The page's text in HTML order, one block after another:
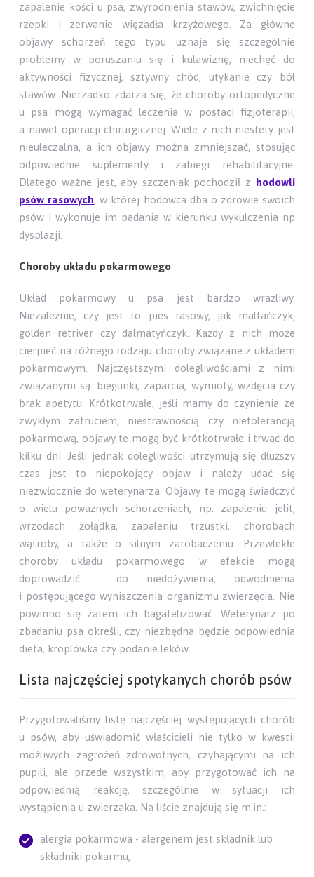
zapalenie kości u psa, zwyrodnienia stawów, zwichnięcie
rzepki i zerwanie więzadła krzyżowego. Za główne
objawy schorzeń tego typu uznaje się szczególnie
problemy w poruszaniu się i kulawiznę, niechęć do
aktywności fizycznej, sztywny chód, utykanie czy ból
stawów. Nierzadko zdarza się, że choroby ortopedyczne
u psa mogą wymagać leczenia w postaci fizjoterapii,
a nawet operacji chirurgicznej. Wiele z nich niestety jest
nieuleczalna, a ich objawy można zmniejszać, stosując
odpowiednie suplementy i zabiegi rehabilitacyjne.
Dlatego ważne jest, aby szczeniak pochodził z hodowli
psów rasowych, w której hodowca dba o zdrowie swoich
psów i wykonuje im padania w kierunku wykulczenia np
dysplazji.
Choroby układu pokarmowego
Układ pokarmowy u psa jest bardzo wrażliwy.
Niezależnie, czy jest to pies rasowy, jak maltańczyk,
golden retriver czy dalmatyńczyk. Każdy z nich może
cierpieć na różnego rodzaju choroby związane z układem
pokarmowym. Najczęstszymi dolegliwościami z nimi
związanymi są: biegunki, zaparcia, wymioty, wzdęcia czy
brak apetytu. Krótkotrwałe, jeśli mamy do czynienia ze
zwykłym zatruciem, niestrawnością czy nietolerancją
pokarmową, objawy te mogą być krótkotrwałe i trwać do
kilku dni. Jeśli jednak dolegliwości utrzymują się dłuższy
czas jest to niepokojący objaw i należy udać się
niezwłocznie do weterynarza. Objawy te mogą świadczyć
o wielu poważnych schorzeniach, np. zapaleniu jelit,
wrzodach żołądka, zapaleniu trzustki, chorobach
wątroby, a także o silnym zarobaczeniu. Przewlekłe
choroby układu pokarmowego w efekcie mogą
doprowadzić do niedożywienia, odwodnienia
i postępującego wyniszczenia organizmu zwierzęcia. Nie
powinno się zatem ich bagatelizować. Weterynarz po
zbadaniu psa określi, czy niezbędna będzie odpowiednia
dieta, kroplówka czy podanie leków.
Lista najczęściej spotykanych chorób psów
Przygotowaliśmy listę najczęściej występujących chorób
u psów, aby uświadomić właścicieli nie tylko w kwestii
możliwych zagrożeń zdrowotnych, czyhającymi na ich
pupili, ale przede wszystkim, aby przygotować ich na
odpowiednią reakcję, szczególnie w sytuacji ich
wystąpienia u zwierzaka. Na liście znajdują się m.in.:
alergia pokarmowa - alergenem jest składnik lub
składniki pokarmu,